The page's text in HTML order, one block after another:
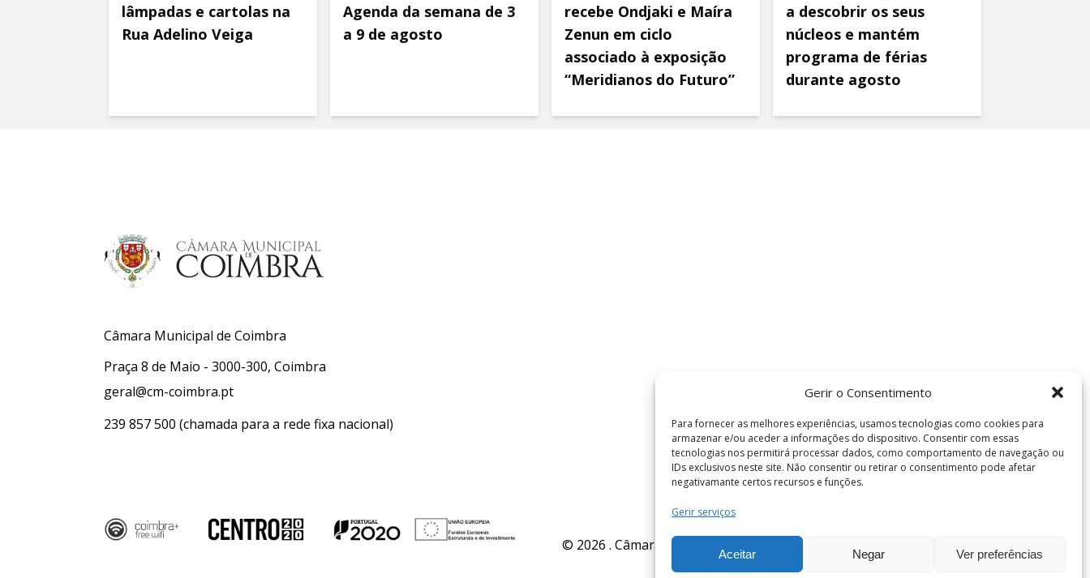
Gerir o Consentimento
Para fornecer as melhores experiências, usamos tecnologias como cookies para
armazenar e/ou aceder a informações do dispositivo. Consentir com essas
tecnologias nos permitirá processar dados, como comportamento de navegação ou
IDs exclusivos neste site. Não consentir ou retirar o consentimento pode afetar
negativamante certos recursos e funções.
Gerir serviços
Aceitar Negar Ver preferências
lâmpadas e cartolas na
Rua Adelino Veiga
Agenda da semana de 3
a 9 de agosto
recebe Ondjaki e Maíra
Zenun em ciclo
associado à exposição
“Meridianos do Futuro”
a descobrir os seus
núcleos e mantém
programa de férias
durante agosto
Câmara Municipal de Coimbra
Praça 8 de Maio - 3000-300, Coimbra
geral@cm-coimbra.pt
239 857 500 (chamada para a rede fixa nacional)
© 2026 . Câmara Municipal de Coimbra . Todos os direitos reservados.